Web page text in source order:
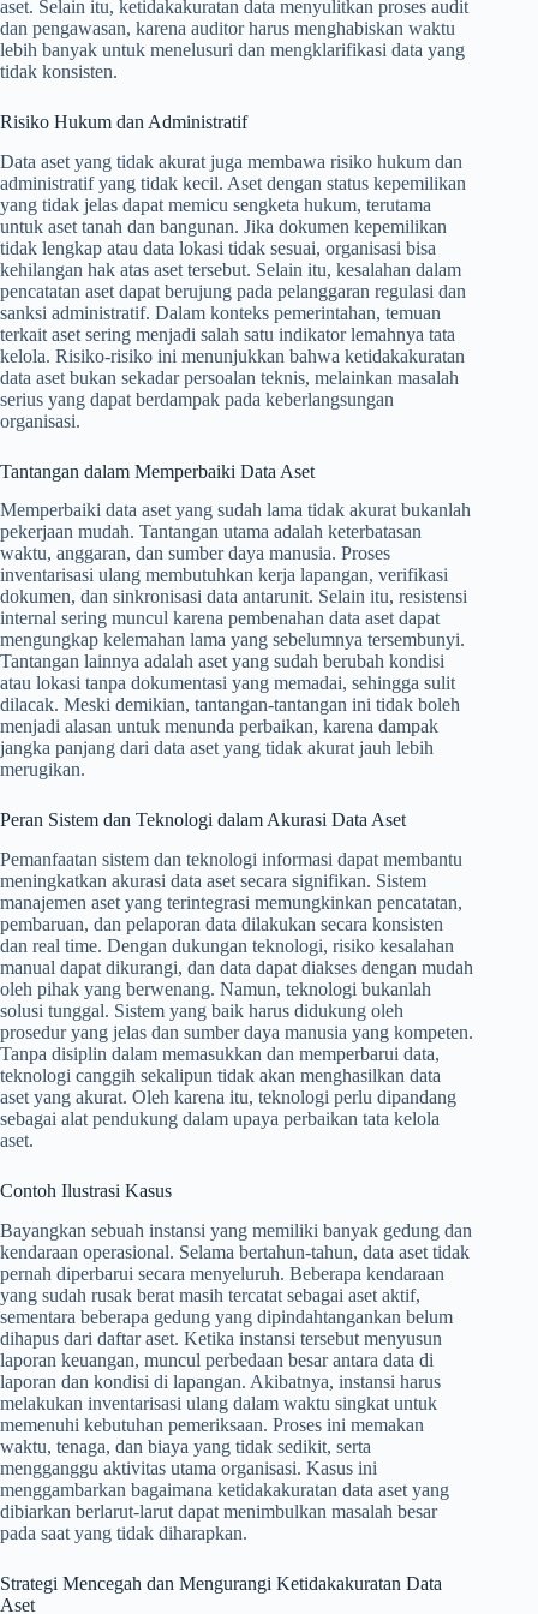
aset. Selain itu, ketidakakuratan data menyulitkan proses audit
dan pengawasan, karena auditor harus menghabiskan waktu
lebih banyak untuk menelusuri dan mengklarifikasi data yang
tidak konsisten.
Risiko Hukum dan Administratif
Data aset yang tidak akurat juga membawa risiko hukum dan
administratif yang tidak kecil. Aset dengan status kepemilikan
yang tidak jelas dapat memicu sengketa hukum, terutama
untuk aset tanah dan bangunan. Jika dokumen kepemilikan
tidak lengkap atau data lokasi tidak sesuai, organisasi bisa
kehilangan hak atas aset tersebut. Selain itu, kesalahan dalam
pencatatan aset dapat berujung pada pelanggaran regulasi dan
sanksi administratif. Dalam konteks pemerintahan, temuan
terkait aset sering menjadi salah satu indikator lemahnya tata
kelola. Risiko-risiko ini menunjukkan bahwa ketidakakuratan
data aset bukan sekadar persoalan teknis, melainkan masalah
serius yang dapat berdampak pada keberlangsungan
organisasi.
Tantangan dalam Memperbaiki Data Aset
Memperbaiki data aset yang sudah lama tidak akurat bukanlah
pekerjaan mudah. Tantangan utama adalah keterbatasan
waktu, anggaran, dan sumber daya manusia. Proses
inventarisasi ulang membutuhkan kerja lapangan, verifikasi
dokumen, dan sinkronisasi data antarunit. Selain itu, resistensi
internal sering muncul karena pembenahan data aset dapat
mengungkap kelemahan lama yang sebelumnya tersembunyi.
Tantangan lainnya adalah aset yang sudah berubah kondisi
atau lokasi tanpa dokumentasi yang memadai, sehingga sulit
dilacak. Meski demikian, tantangan-tantangan ini tidak boleh
menjadi alasan untuk menunda perbaikan, karena dampak
jangka panjang dari data aset yang tidak akurat jauh lebih
merugikan.
Peran Sistem dan Teknologi dalam Akurasi Data Aset
Pemanfaatan sistem dan teknologi informasi dapat membantu
meningkatkan akurasi data aset secara signifikan. Sistem
manajemen aset yang terintegrasi memungkinkan pencatatan,
pembaruan, dan pelaporan data dilakukan secara konsisten
dan real time. Dengan dukungan teknologi, risiko kesalahan
manual dapat dikurangi, dan data dapat diakses dengan mudah
oleh pihak yang berwenang. Namun, teknologi bukanlah
solusi tunggal. Sistem yang baik harus didukung oleh
prosedur yang jelas dan sumber daya manusia yang kompeten.
Tanpa disiplin dalam memasukkan dan memperbarui data,
teknologi canggih sekalipun tidak akan menghasilkan data
aset yang akurat. Oleh karena itu, teknologi perlu dipandang
sebagai alat pendukung dalam upaya perbaikan tata kelola
aset.
Contoh Ilustrasi Kasus
Bayangkan sebuah instansi yang memiliki banyak gedung dan
kendaraan operasional. Selama bertahun-tahun, data aset tidak
pernah diperbarui secara menyeluruh. Beberapa kendaraan
yang sudah rusak berat masih tercatat sebagai aset aktif,
sementara beberapa gedung yang dipindahtangankan belum
dihapus dari daftar aset. Ketika instansi tersebut menyusun
laporan keuangan, muncul perbedaan besar antara data di
laporan dan kondisi di lapangan. Akibatnya, instansi harus
melakukan inventarisasi ulang dalam waktu singkat untuk
memenuhi kebutuhan pemeriksaan. Proses ini memakan
waktu, tenaga, dan biaya yang tidak sedikit, serta
mengganggu aktivitas utama organisasi. Kasus ini
menggambarkan bagaimana ketidakakuratan data aset yang
dibiarkan berlarut-larut dapat menimbulkan masalah besar
pada saat yang tidak diharapkan.
Strategi Mencegah dan Mengurangi Ketidakakuratan Data
Aset